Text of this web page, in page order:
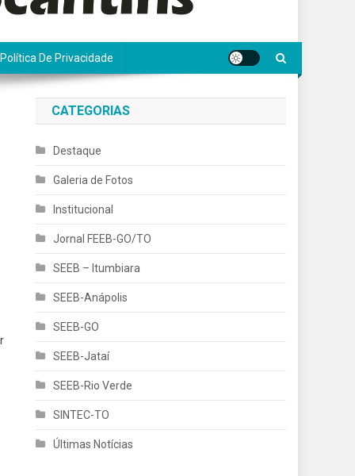
Política De Privacidade
CATEGORIAS
Destaque
Galeria de Fotos
Institucional
Jornal FEEB-GO/TO
SEEB – Itumbiara
SEEB-Anápolis
SEEB-GO
SEEB-Jataí
SEEB-Rio Verde
SINTEC-TO
Últimas Notícias